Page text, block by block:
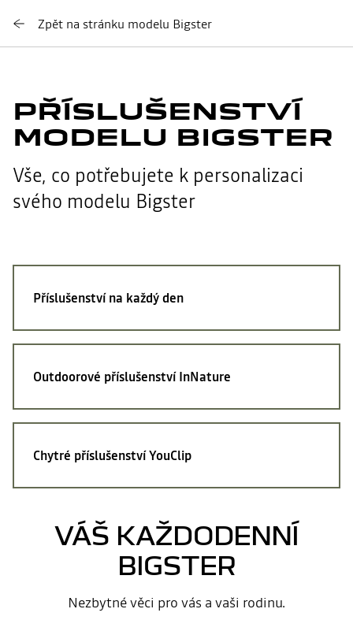
Zpět na stránku modelu Bigster
PŘÍSLUŠENSTVÍ
MODELU BIGSTER
Vše, co potřebujete k personalizaci
svého modelu Bigster
Příslušenství na každý den
Outdoorové příslušenství InNature
Chytré příslušenstvíYouClip
VÁŠ KAŽDODENNÍ
BIGSTER
Nezbytné věci pro vás a vaši rodinu.